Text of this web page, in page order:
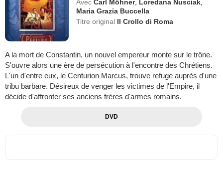
Avec Carl Möhner, Loredana Nusciak
Maria Grazia Buccella
Titre original Il Crollo di Roma
A la mort de Constantin, un nouvel empereur monte sur le trône.
S'ouvre alors une ère de persécution à l'encontre des Chrétiens.
L'un d'entre eux, le Centurion Marcus, trouve refuge auprès d'une
tribu barbare. Désireux de venger les victimes de l'Empire, il
décide d'affronter ses anciens frères d'armes romains.
DVD